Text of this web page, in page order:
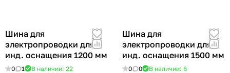
Шина для
электропроводки для
инд. оснащения 1200 мм
0 1 В наличии: 22
Шина для
электропроводки для
инд. оснащения 1500 мм
0 0 В наличии: 6